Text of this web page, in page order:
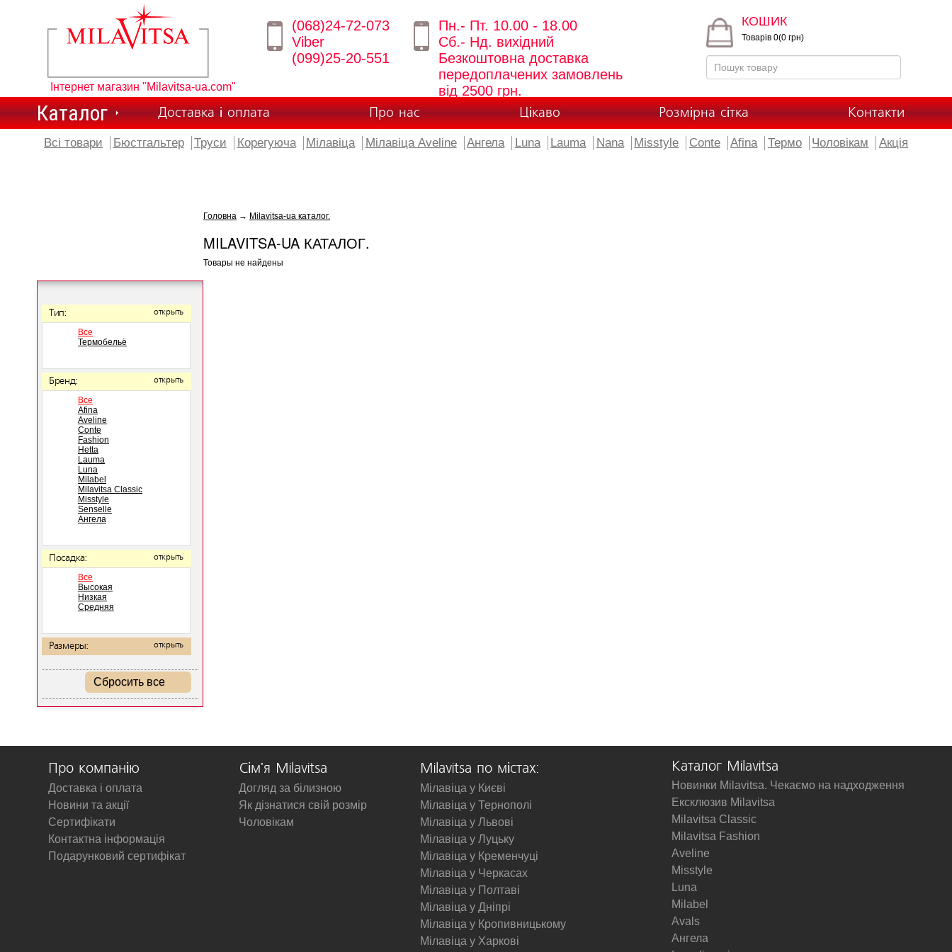
Інтернет магазин "Milavitsa-ua.com"
(068)24-72-073
Viber
(099)25-20-551
Пн.- Пт. 10.00 - 18.00
Сб.- Нд. вихідний
Безкоштовна доставка
передоплачених замовлень
від 2500 грн.
КОШИК
Товарів 0(0 грн)
Каталог Доставка і оплата Про нас Цікаво Розмірна сітка Контакти
Всі товари Бюстгальтер Труси Корегуюча Мілавіца Мілавіца Aveline Ангела Luna Lauma Nana Misstyle Conte Afina Термо Чоловікам Акція
Тип: открыть
Все
Термобельё
Бренд: открыть
Все
Afina
Aveline
Conte
Fashion
Hetta
Lauma
Luna
Milabel
Milavitsa Classic
Misstyle
Senselle
Ангела
Посадка: открыть
Все
Высокая
Низкая
Средняя
Размеры: открыть
Сбросить все
Головна → Milavitsa-ua каталог.
MILAVITSA-UA КАТАЛОГ.
Товары не найдены
Про компанію
Доставка і оплата
Новини та акції
Сертифікати
Контактна інформація
Подарунковий сертифікат
Сім'я Milavitsa
Догляд за білизною
Як дізнатися свій розмір
Чоловікам
Milavitsa по містах:
Мілавіца у Києві
Мілавіца у Тернополі
Мілавіца у Львові
Мілавіца у Луцьку
Мілавіца у Кременчуці
Мілавіца у Черкасах
Мілавіца у Полтаві
Мілавіца у Дніпрі
Мілавіца у Кропивницькому
Мілавіца у Харкові
Каталог Milavitsa
Новинки Milavitsa. Чекаємо на надходження
Ексклюзив Milavitsa
Milavitsa Classic
Milavitsa Fashion
Aveline
Misstyle
Luna
Milabel
Avals
Ангела